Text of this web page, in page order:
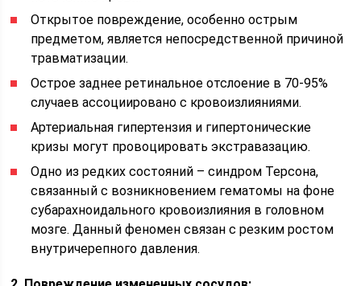
Открытое повреждение, особенно острым
предметом, является непосредственной причиной
травматизации.
Острое заднее ретинальное отслоение в 70-95%
случаев ассоциировано с кровоизлияниями.
Артериальная гипертензия и гипертонические
кризы могут провоцировать экстравазацию.
Одно из редких состояний – синдром Терсона,
связанный с возникновением гематомы на фоне
субарахноидального кровоизлияния в головном
мозге. Данный феномен связан с резким ростом
внутричерепного давления.